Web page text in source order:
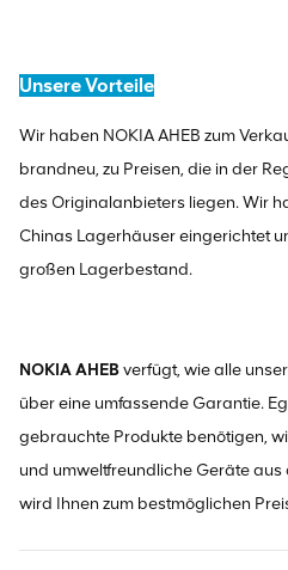
Unsere Vorteile
Wir haben NOKIA AHEB zum
brandneu, zu Preisen, die in der
des Originalanbieters liegen. Wir
Chinas Lagerhäuser eingerichtet
großen Lagerbestand.
NOKIA AHEBverfügt, wie alle
über eine umfassende Garantie.
gebrauchte Produkte benötigen,
und umweltfreundliche Geräte aus
wird Ihnen zum bestmöglichen